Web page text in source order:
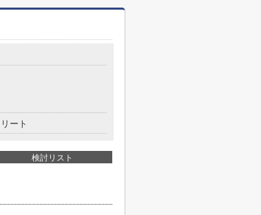
ート
検討リスト